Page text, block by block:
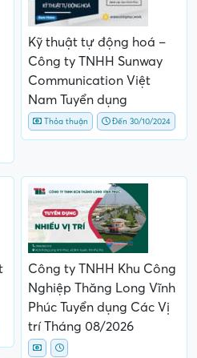
Kỹ thuật tự động hoá –
Công ty TNHH Sunway
Communication Việt
Nam Tuyển dụng
Thỏa thuận Đến 30/10/2024
Công ty TNHH Khu Công
Nghiệp Thăng Long Vĩnh
Phúc Tuyển dụng Các Vị
trí Tháng 08/2026